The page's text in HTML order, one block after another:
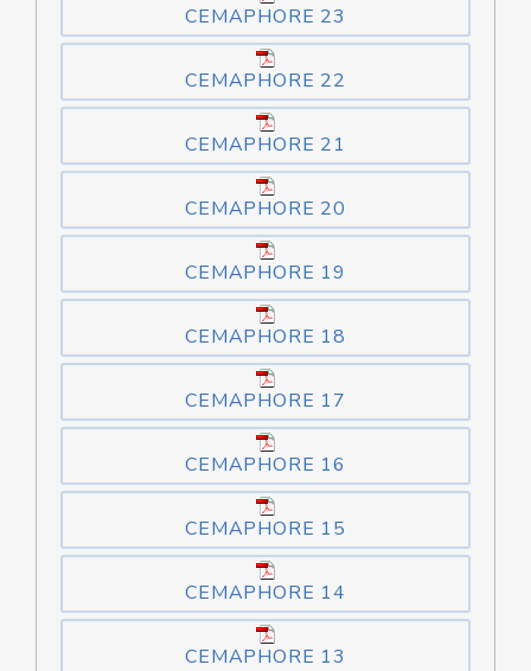
CEMAPHORE 23
CEMAPHORE 22
CEMAPHORE 21
CEMAPHORE 20
CEMAPHORE 19
CEMAPHORE 18
CEMAPHORE 17
CEMAPHORE 16
CEMAPHORE 15
CEMAPHORE 14
CEMAPHORE 13